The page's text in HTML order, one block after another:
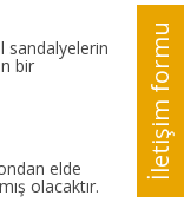
sandalyelerin
bir
elde
olacaktır.